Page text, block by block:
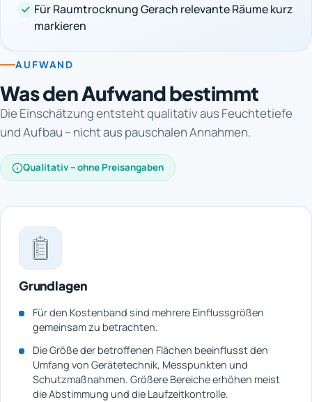
Für Raumtrocknung Gerach relevante Räume kurz
markieren
AUFWAND
Was den Aufwand bestimmt
Die Einschätzung entsteht qualitativ aus Feuchtetiefe
und Aufbau – nicht aus pauschalen Annahmen.
Qualitativ – ohne Preisangaben
Grundlagen
Für den Kostenband sind mehrere Einflussgrößen
gemeinsam zu betrachten.
Die Größe der betroffenen Flächen beeinflusst den
Umfang von Gerätetechnik, Messpunkten und
Schutzmaßnahmen. Größere Bereiche erhöhen meist
die Abstimmung und die Laufzeitkontrolle.